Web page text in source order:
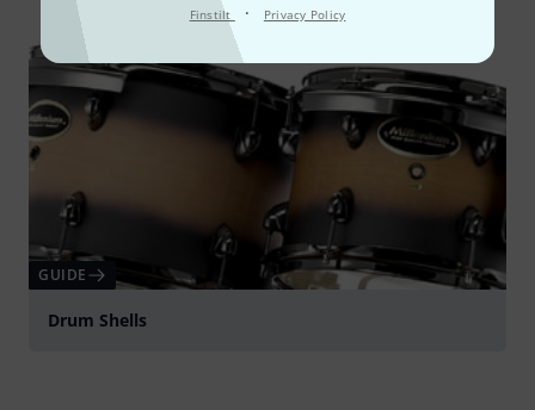
Finstilt · Privacy Policy
GUIDE
Drum Shells